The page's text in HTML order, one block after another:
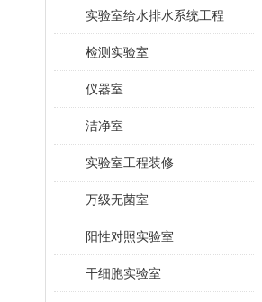
实验室给水排水系统工程
检测实验室
仪器室
洁净室
实验室工程装修
万级无菌室
阳性对照实验室
干细胞实验室